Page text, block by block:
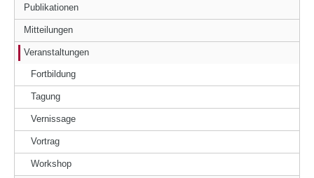
Publikationen
Mitteilungen
Veranstaltungen
Fortbildung
Tagung
Vernissage
Vortrag
Workshop